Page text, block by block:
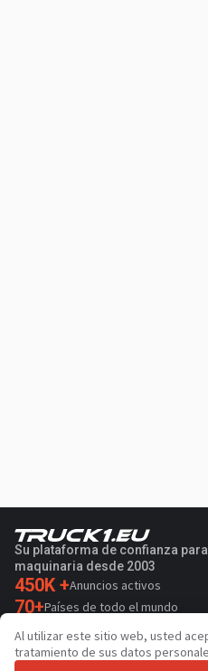
Su plataforma de confianza
maquinaria desde 2003
450K +Anuncios activos
70+Países de todo el mundo
36Idiomas admitidos
4.7/5
Al utilizar este sitio web, usted
tratamiento de sus datos